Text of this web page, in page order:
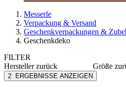
Messerle
Verpackung & Versand
Geschenkverpackungen &
Geschenkdeko
FILTER
Herstellerzurück
MESSERLE
Größe
2 ERGEBNISSE ANZEIGEN